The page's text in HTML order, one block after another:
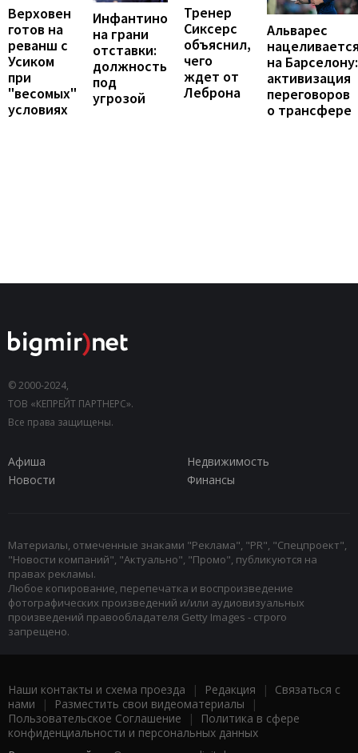
Верховен
готов на
реванш с
Усиком
при
"весомых"
условиях
Инфантино
на грани
отставки:
должность
под
угрозой
Тренер
Сиксерс
объяснил,
чего
ждет от
Леброна
Альварес
на Барселону:
активизация
переговоров
о трансфере
© 2000-2024,
ТОВ «КЕПРЕЙТ ПАРТНЕРС».
Все права защищены.
Афиша
Недвижимость
Новости
Финансы
Материалы, отмеченные знаками "Реклама", "PR", "Спецпроект",
"Новости компаний", "Актуально", "Промо", публикуются на
правах рекламы.
Любое копирование, перепечатка и воспроизведение
фотографических произведений и/или аудиовизуальных
произведений правообладателя Getty Images - строго
запрещено.
Наши контакты и схема проезда | Редакция | Связаться с
нами | Разместить свои видеоматериалы |
Пользовательское Соглашение |
Политика в сфере
конфиденциальности и персональных данных